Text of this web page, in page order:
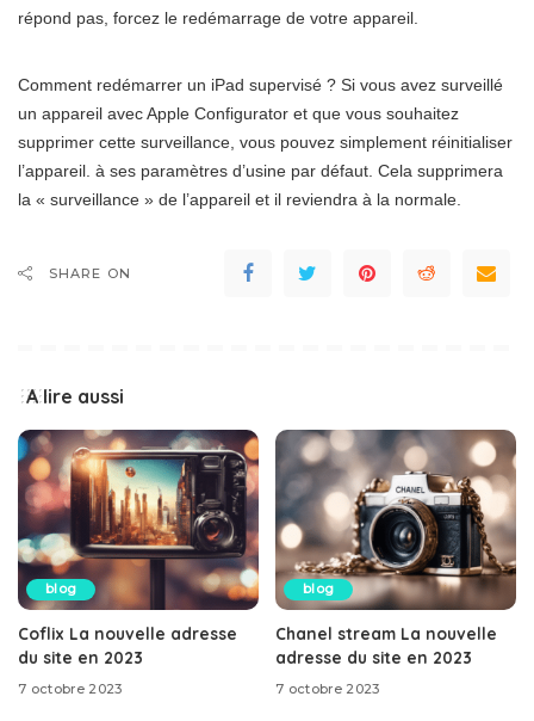
répond pas, forcez le redémarrage de votre appareil.
Comment redémarrer un iPad supervisé ? Si vous avez surveillé
un appareil avec Apple Configurator et que vous souhaitez
supprimer cette surveillance, vous pouvez simplement réinitialiser
l’appareil. à ses paramètres d’usine par défaut. Cela supprimera
la « surveillance » de l’appareil et il reviendra à la normale.
SHARE ON
A lire aussi
blog
Coflix La nouvelle adresse
du site en 2023
7 octobre 2023
blog
Chanel stream La nouvelle
adresse du site en 2023
7 octobre 2023